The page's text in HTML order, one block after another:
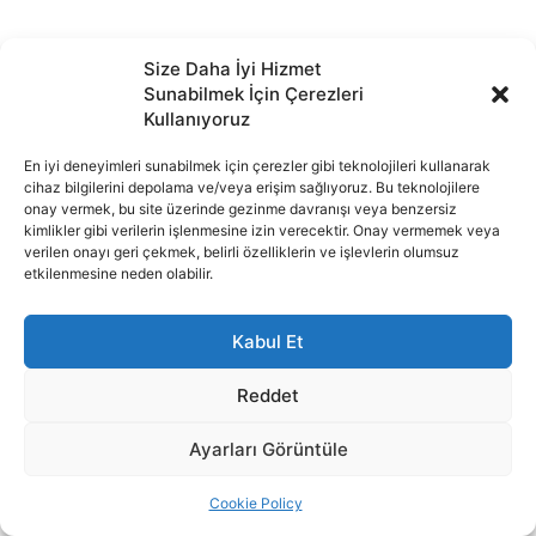
Size Daha İyi Hizmet
Sunabilmek İçin Çerezleri
Kullanıyoruz
En iyi deneyimleri sunabilmek için çerezler gibi teknolojileri kullanarak
cihaz bilgilerini depolama ve/veya erişim sağlıyoruz. Bu teknolojilere
onay vermek, bu site üzerinde gezinme davranışı veya benzersiz
kimlikler gibi verilerin işlenmesine izin verecektir. Onay vermemek veya
verilen onayı geri çekmek, belirli özelliklerin ve işlevlerin olumsuz
etkilenmesine neden olabilir.
Kabul Et
Reddet
Ayarları Görüntüle
Cookie Policy